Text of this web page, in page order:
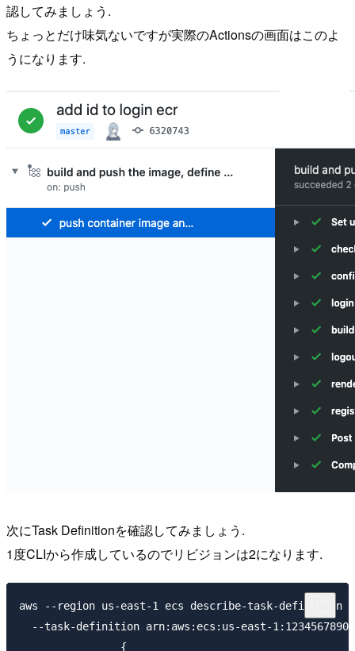
認してみましょう.
ちょっとだけ味気ないですが実際のActionsの画面はこのよ
うになります.
次にTask Definitionを確認してみましょう.
1度CLIから作成しているのでリビジョンは2になります.
aws --region us-east-1 ecs describe-task-definition \
--task-definition arn:aws:ecs:us-east-